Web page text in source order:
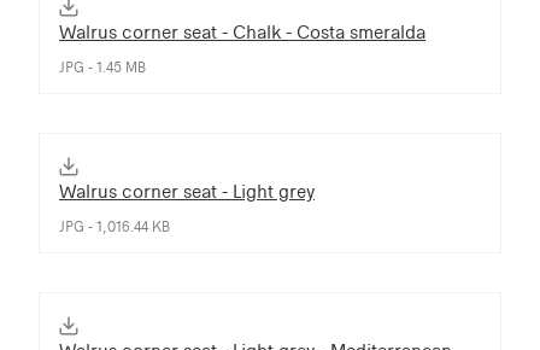
Walrus corner seat - Chalk - Costa smeralda
JPG - 1.45 MB
Walrus corner seat - Light grey
JPG - 1,016.44 KB